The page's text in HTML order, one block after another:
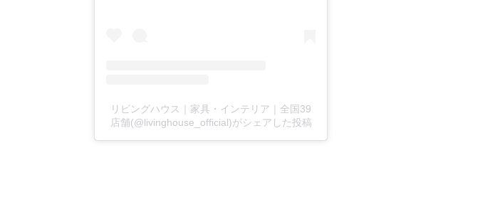
リビングハウス｜家具・インテリア｜全国39
店舗(@livinghouse_official)がシェアした投稿